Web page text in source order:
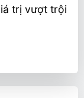
trị vượt trội